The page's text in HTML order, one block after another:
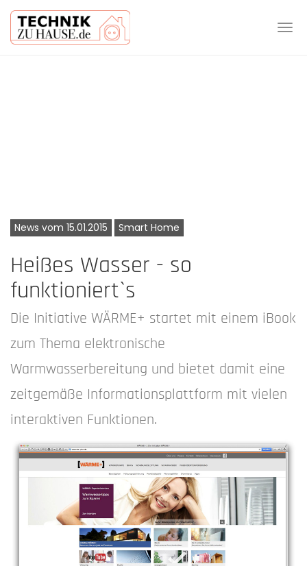
News vom 15.01.2015 Smart Home
Heißes Wasser - so
funktioniert`s
Die Initiative WÄRME+ startet mit einem iBook
zum Thema elektronische
Warmwasserbereitung und bietet damit eine
zeitgemäße Informationsplattform mit vielen
interaktiven Funktionen.